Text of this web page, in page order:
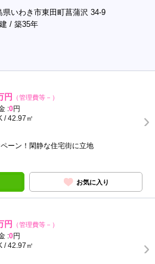
県いわき市東田町菖蒲沢 34-9
/ 築35年
円 （管理費等－）
:0円
/ 42.97㎡
ーン！閑静な住宅街に立地
お気に入り
円 （管理費等－）
:0円
/ 42.97㎡